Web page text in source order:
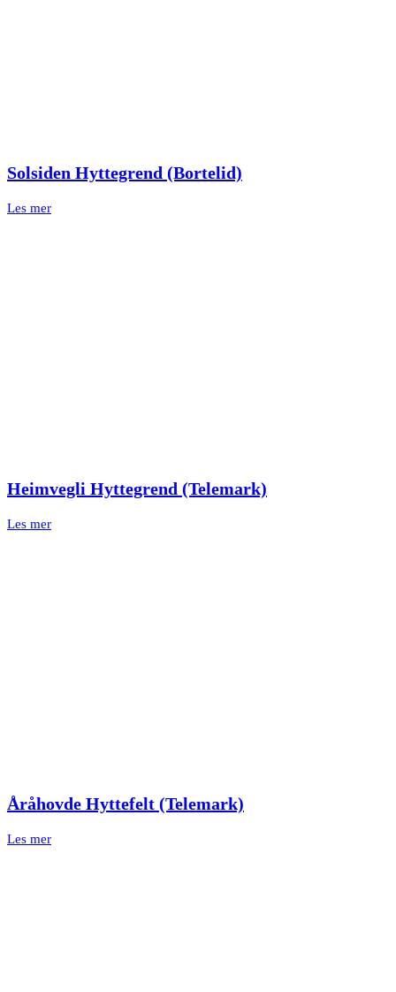
Solsiden Hyttegrend (Bortelid)
Les mer
Heimvegli Hyttegrend (Telemark)
Les mer
Åråhovde Hyttefelt (Telemark)
Les mer